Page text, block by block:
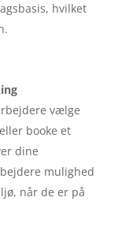
hvilket
vælge
booke et
dine
mulighed
når de er på